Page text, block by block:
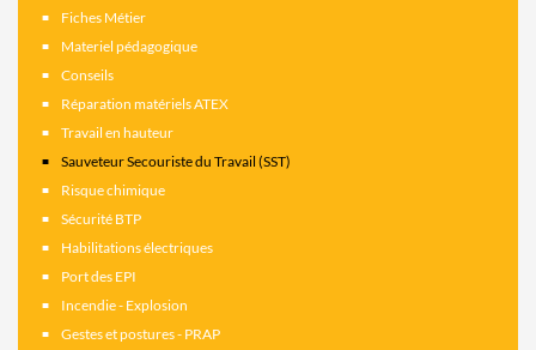
Fiches Métier
Materiel pédagogique
Conseils
Réparation matériels ATEX
Travail en hauteur
Sauveteur Secouriste du Travail (SST)
Risque chimique
Sécurité BTP
Habilitations électriques
Port des EPI
Incendie - Explosion
Gestes et postures - PRAP